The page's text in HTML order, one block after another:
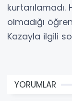
kurtarılamadı.
olmadığı
Kazayla ilgili
YORUMLAR